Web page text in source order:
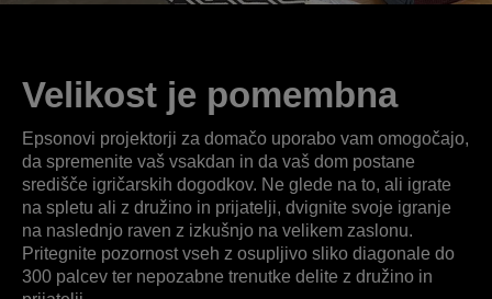
Velikost je pomembna
Epsonovi projektorji za domačo uporabo vam omogočajo,
da spremenite vaš vsakdan in da vaš dom postane
središče igričarskih dogodkov. Ne glede na to, ali igrate
na spletu ali z družino in prijatelji, dvignite svoje igranje
na naslednjo raven z izkušnjo na velikem zaslonu.
Pritegnite pozornost vseh z osupljivo sliko diagonale do
300 palcev ter nepozabne trenutke delite z družino in